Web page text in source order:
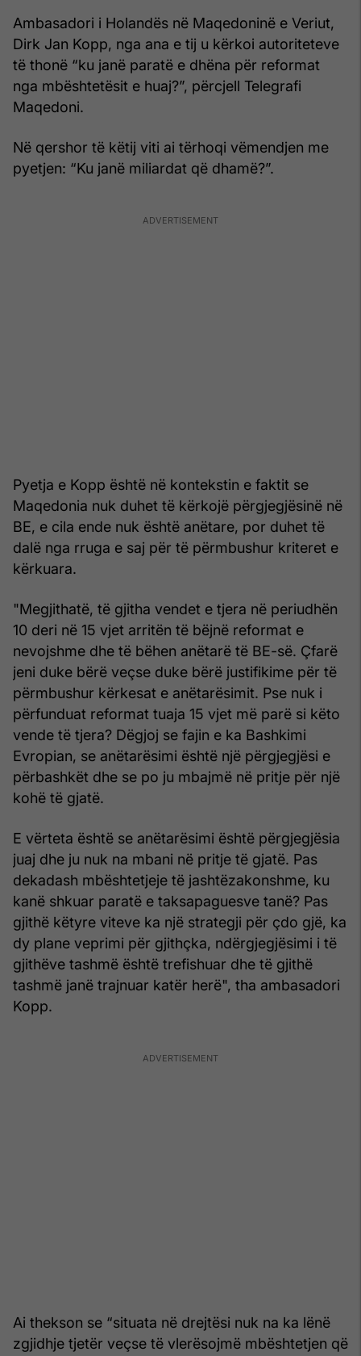
Ambasadori i Holandës në Maqedoninë e Veriut,
Dirk Jan Kopp, nga ana e tij u kërkoi autoriteteve
të thonë “ku janë paratë e dhëna për reformat
nga mbështetësit e huaj?”, përcjell Telegrafi
Maqedoni.
Në qershor të këtij viti ai tërhoqi vëmendjen me
pyetjen: “Ku janë miliardat që dhamë?”.
Pyetja e Kopp është në kontekstin e faktit se
Maqedonia nuk duhet të kërkojë përgjegjësinë në
BE, e cila ende nuk është anëtare, por duhet të
dalë nga rruga e saj për të përmbushur kriteret e
kërkuara.
"Megjithatë, të gjitha vendet e tjera në periudhën
10 deri në 15 vjet arritën të bëjnë reformat e
nevojshme dhe të bëhen anëtarë të BE-së. Çfarë
jeni duke bërë veçse duke bërë justifikime për të
përmbushur kërkesat e anëtarësimit. Pse nuk i
përfunduat reformat tuaja 15 vjet më parë si këto
vende të tjera? Dëgjoj se fajin e ka Bashkimi
Evropian, se anëtarësimi është një përgjegjësi e
përbashkët dhe se po ju mbajmë në pritje për një
kohë të gjatë.
E vërteta është se anëtarësimi është përgjegjësia
juaj dhe ju nuk na mbani në pritje të gjatë. Pas
dekadash mbështetjeje të jashtëzakonshme, ku
kanë shkuar paratë e taksapaguesve tanë? Pas
gjithë këtyre viteve ka një strategji për çdo gjë, ka
dy plane veprimi për gjithçka, ndërgjegjësimi i të
gjithëve tashmë është trefishuar dhe të gjithë
tashmë janë trajnuar katër herë", tha ambasadori
Kopp.
Ai thekson se “situata në drejtësi nuk na ka lënë
zgjidhje tjetër veçse të vlerësojmë mbështetjen që